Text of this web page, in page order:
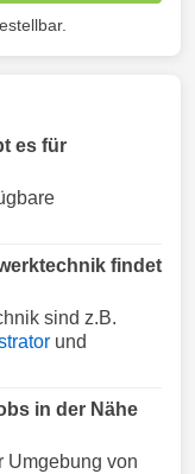
es für
findet
sind z.B.
und
in der Nähe
Umgebung von